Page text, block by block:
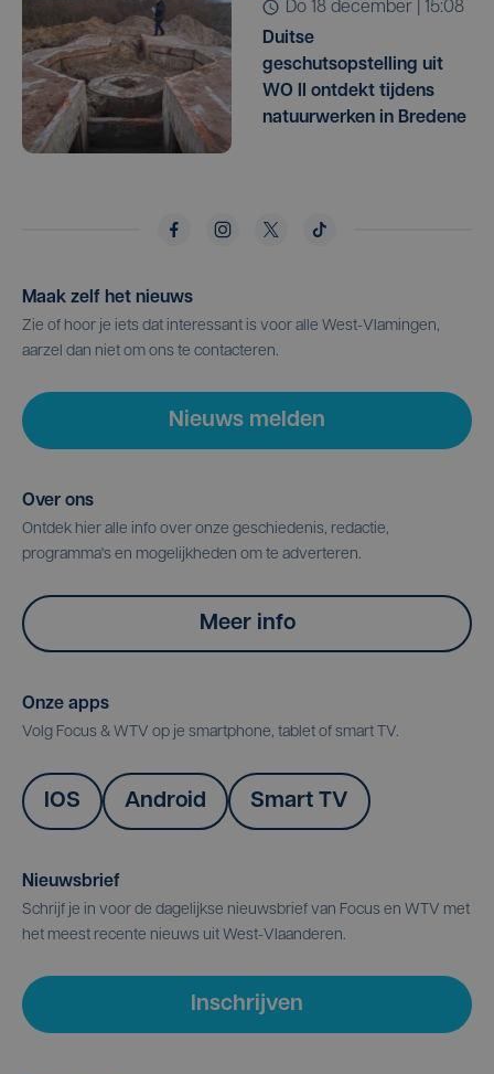
do 18 december | 15:08
Duitse
geschutsopstelling uit
WO II ontdekt tijdens
natuurwerken in Bredene
Maak zelf het nieuws
Zie of hoor je iets dat interessant is voor alle West-Vlamingen,
aarzel dan niet om ons te contacteren.
Nieuws melden
Over ons
Ontdek hier alle info over onze geschiedenis, redactie,
programma's en mogelijkheden om te adverteren.
Meer info
Onze apps
Volg Focus & WTV op je smartphone, tablet of smart TV.
IOS Android Smart TV
Nieuwsbrief
Schrijf je in voor de dagelijkse nieuwsbrief van Focus en WTV met
het meest recente nieuws uit West-Vlaanderen.
Inschrijven